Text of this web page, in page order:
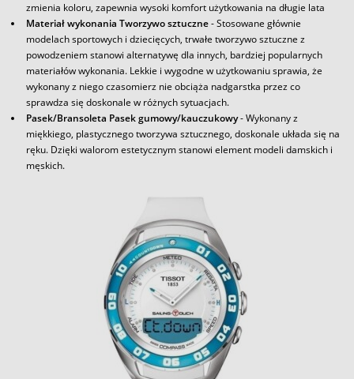
zmienia koloru, zapewnia wysoki komfort użytkowania na długie lata
Materiał wykonania Tworzywo sztuczne- Stosowane głównie
modelach sportowych i dziecięcych, trwałe tworzywo sztuczne z
powodzeniem stanowi alternatywę dla innych, bardziej popularnych
materiałów wykonania. Lekkie i wygodne w użytkowaniu sprawia, że
wykonany z niego czasomierz nie obciąża nadgarstka przez co
sprawdza się doskonale w różnych sytuacjach.
Pasek/Bransoleta Pasek gumowy/kauczukowy- Wykonany z
miękkiego, plastycznego tworzywa sztucznego, doskonale układa się na
ręku. Dzięki walorom estetycznym stanowi element modeli damskich i
męskich.